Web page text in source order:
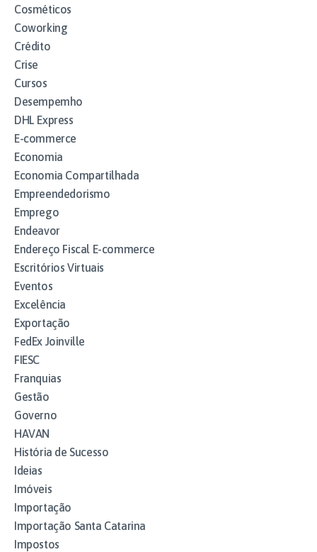
Cosméticos
Coworking
Crédito
Crise
Cursos
Desempemho
DHL Express
E-commerce
Economia
Economia Compartilhada
Empreendedorismo
Emprego
Endeavor
Endereço Fiscal E-commerce
Escritórios Virtuais
Eventos
Excelência
Exportação
FedEx Joinville
FIESC
Franquias
Gestão
Governo
HAVAN
História de Sucesso
Ideias
Imóveis
Importação
Importação Santa Catarina
Impostos